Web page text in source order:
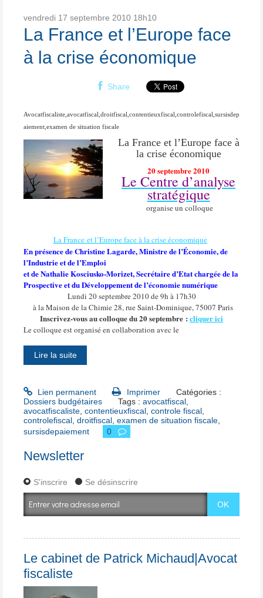
vendredi 17 septembre 2010 18h10
La France et l’Europe face
à la crise économique
Share
Avocatfiscaliste,avocatfiscal,droitfiscal,contentieuxfiscal,controlefiscal,sursisdep
aiement,examen de situation fiscale
La France et l’Europe face à
la crise économique
20 septembre 2010
Le Centre d’analyse
stratégique
organise un colloque
La France et l’Europe face à la crise économique
En présence de Christine Lagarde, Ministre de l’Économie, de
l’Industrie et de l’Emploi
et de Nathalie Kosciusko-Morizet, Secrétaire d’Etat chargée de la
Prospective et du Développement de l’économie numérique
Lundi 20 septembre 2010 de 9h à 17h30
à la Maison de la Chimie 28, rue Saint-Dominique, 75007 Paris
Inscrivez-vous au colloque du 20 septembre : cliquer ici
Le colloque est organisé en collaboration avec le
Lire la suite
Lien permanent Imprimer
Catégories :
Dossiers budgétaires
Tags :avocatfiscal,
avocatfiscaliste, contentieuxfiscal, controle fiscal,
controlefiscal, droitfiscal, examen de situation fiscale,
sursisdepaiement
0
Newsletter
S'inscrire Se désinscrire
Le cabinet de Patrick Michaud|Avocat
fiscaliste